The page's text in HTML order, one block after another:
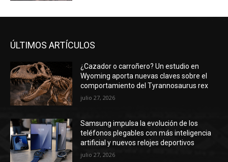
ÚLTIMOS ARTÍCULOS
¿Cazador o carroñero? Un estudio en
Wyoming aporta nuevas claves sobre el
comportamiento del Tyrannosaurus rex
julio 27, 2026
Samsung impulsa la evolución de los
teléfonos plegables con más inteligencia
artificial y nuevos relojes deportivos
julio 27, 2026